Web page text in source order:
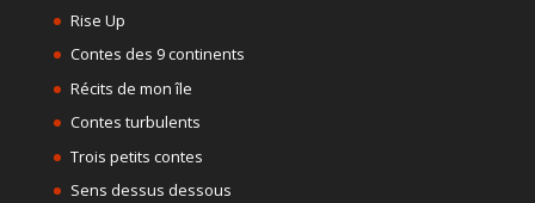
Rise Up
Contes des 9 continents
Récits de mon île
Contes turbulents
Trois petits contes
Sens dessus dessous